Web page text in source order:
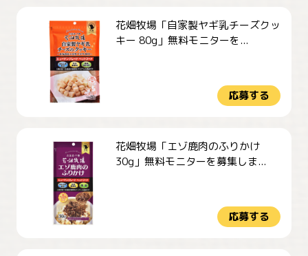
花畑牧場「自家製ヤギ乳チーズクッ
キー 80g」無料モニターを...
応募する
花畑牧場「エゾ鹿肉のふりかけ
30g」無料モニターを募集しま...
応募する